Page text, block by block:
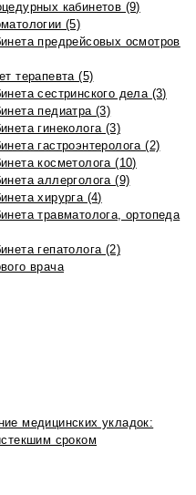
кабинетов (9)
(5)
предрейсовых осмотров
терапевта (5)
сестринского дела (3)
педиатра (3)
гинеколога (3)
гастроэнтеролога (2)
косметолога (10)
аллерголога (9)
хирурга (4)
травматолога, ортопеда
гепатолога (2)
врача
медицинских укладок:
сроком